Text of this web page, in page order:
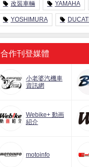
改裝車輛 YAMAHA
YOSHIMURA DUCATI
合作刊登媒體
小老婆汽機車
資訊網
Webike+ 動画
紹介
motoinfo